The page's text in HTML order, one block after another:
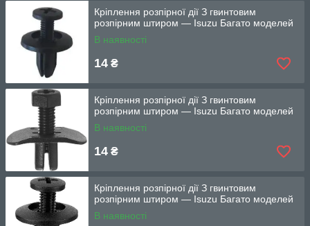
Кріплення розпірної дії З гвинтовим
розпірним штиром — Isuzu Багато моделей
В наявності
14 ₴
Кріплення розпірної дії З гвинтовим
розпірним штиром — Isuzu Багато моделей
В наявності
14 ₴
Кріплення розпірної дії З гвинтовим
розпірним штиром — Isuzu Багато моделей
В наявності